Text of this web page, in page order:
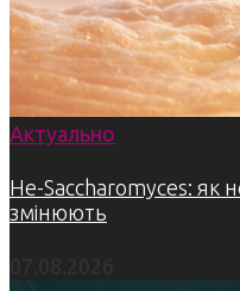
Актуально
Не-Saccharomyces: як
змінюють